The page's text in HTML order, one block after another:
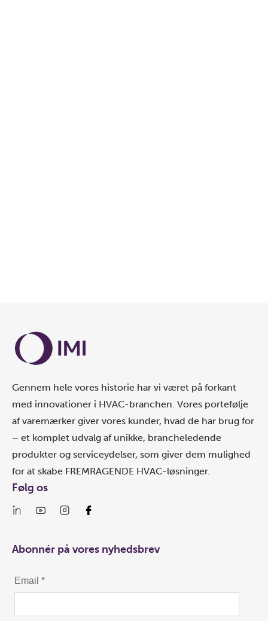
Gennem hele vores historie har vi været på forkant
med innovationer i HVAC-branchen. Vores portefølje
af varemærker giver vores kunder, hvad de har brug for
– et komplet udvalg af unikke, brancheledende
produkter og serviceydelser, som giver dem mulighed
for at skabe FREMRAGENDE HVAC-løsninger.
Følg os
Abonnér på vores nyhedsbrev